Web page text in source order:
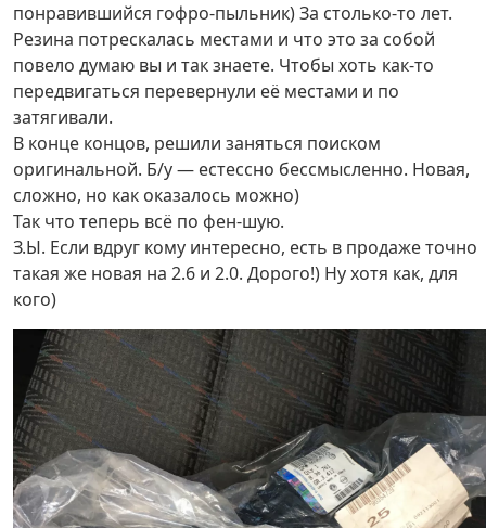
понравившийся гофро-пыльник) За столько-то лет.
Резина потрескалась местами и что это за собой
повело думаю вы и так знаете. Чтобы хоть как-то
передвигаться перевернули её местами и по
затягивали.
В конце концов, решили заняться поиском
оригинальной. Б/у — естессно бессмысленно. Новая,
сложно, но как оказалось можно)
Так что теперь всё по фен-шую.
З.Ы. Если вдруг кому интересно, есть в продаже точно
такая же новая на 2.6 и 2.0. Дорого!) Ну хотя как, для
кого)